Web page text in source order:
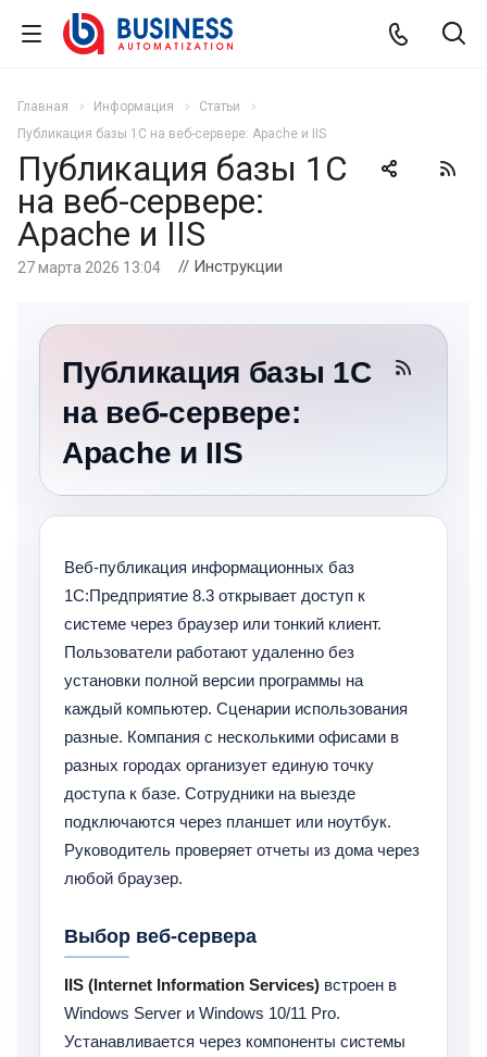
Главная Информация
Статьи
Публикация базы 1С на веб-сервере: Apache и IIS
Публикация базы 1С
на веб-сервере:
Apache и IIS
27 марта 2026 13:04 // Инструкции
Публикация базы 1С
на веб-сервере:
Apache и IIS
Веб-публикация информационных баз
1С:Предприятие 8.3 открывает доступ к
системе через браузер или тонкий клиент.
Пользователи работают удаленно без
установки полной версии программы на
каждый компьютер. Сценарии использования
разные. Компания с несколькими офисами в
разных городах организует единую точку
доступа к базе. Сотрудники на выезде
подключаются через планшет или ноутбук.
Руководитель проверяет отчеты из дома через
любой браузер.
Выбор веб-сервера
IIS (Internet Information Services) встроен в
Windows Server и Windows 10/11 Pro.
Устанавливается через компоненты системы